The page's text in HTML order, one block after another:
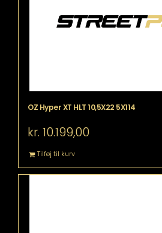
OZ Hyper XT HLT 10,5X22 5X114
kr. 10.199,00
Tilføj til kurv